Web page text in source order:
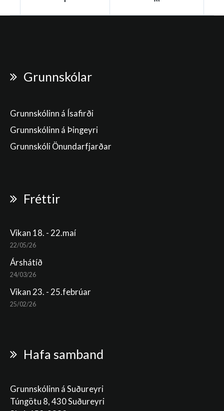
Grunnskólar
Grunnskólinn á Ísafirði
Grunnskólinn á Þingeyri
Grunnskóli Önundarfjarðar
Fréttir
Vikan 18. - 22.maí
22/05/26
Árshátíð
24/03/26
Vikan 23. - 25.febrúar
25/02/26
Hafa samband
Grunnskólinn á Suðureyri
Túngötu 8, 430 Suðureyri